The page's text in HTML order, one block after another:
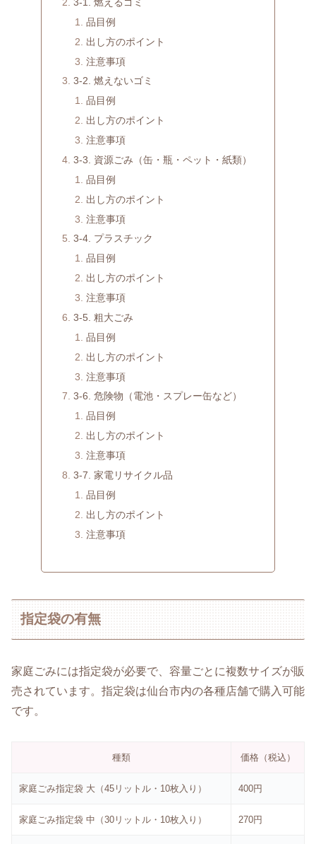
品目例
出し方のポイント
注意事項
3-2. 燃えないゴミ
品目例
出し方のポイント
注意事項
3-3. 資源ごみ（缶・瓶・ペット・紙類）
品目例
出し方のポイント
注意事項
3-4. プラスチック
品目例
出し方のポイント
注意事項
3-5. 粗大ごみ
品目例
出し方のポイント
注意事項
3-6. 危険物（電池・スプレー缶など）
品目例
出し方のポイント
注意事項
3-7. 家電リサイクル品
品目例
出し方のポイント
注意事項
指定袋の有無
家庭ごみには指定袋が必要で、容量ごとに複数サイズが販
売されています。指定袋は仙台市内の各種店舗で購入可能
です。
種類 価格（税込）
家庭ごみ指定袋 大（45リットル・10枚入り） 400円
家庭ごみ指定袋 中（30リットル・10枚入り） 270円